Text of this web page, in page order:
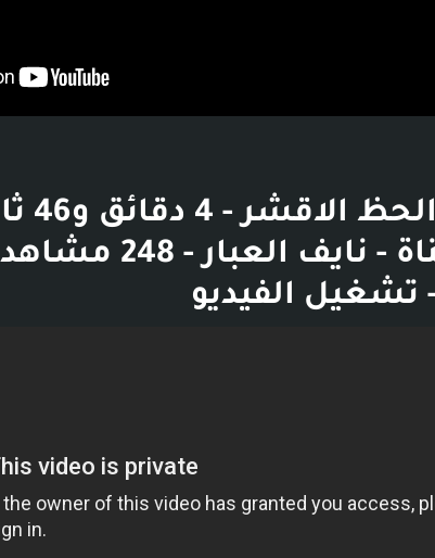
إلى القناة - نايف
تشغيل الفيديو